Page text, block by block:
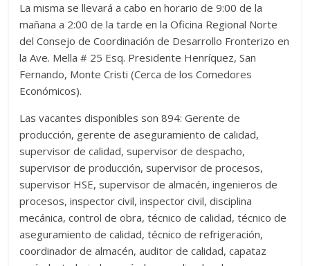
La misma se llevará a cabo en horario de 9:00 de la
mañana a 2:00 de la tarde en la Oficina Regional Norte
del Consejo de Coordinación de Desarrollo Fronterizo en
la Ave. Mella # 25 Esq. Presidente Henríquez, San
Fernando, Monte Cristi (Cerca de los Comedores
Económicos).
Las vacantes disponibles son 894: Gerente de
producción, gerente de aseguramiento de calidad,
supervisor de calidad, supervisor de despacho,
supervisor de producción, supervisor de procesos,
supervisor HSE, supervisor de almacén, ingenieros de
procesos, inspector civil, inspector civil, disciplina
mecánica, control de obra, técnico de calidad, técnico de
aseguramiento de calidad, técnico de refrigeración,
coordinador de almacén, auditor de calidad, capataz